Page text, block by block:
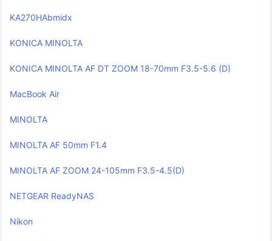
KA270HAbmidx
KONICA MINOLTA
KONICA MINOLTA AF DT ZOOM 18-70mm F3.5-5.6 (D)
MacBook Air
MINOLTA
MINOLTA AF 50mm F1.4
MINOLTA AF ZOOM 24-105mm F3.5-4.5(D)
NETGEAR ReadyNAS
Nikon